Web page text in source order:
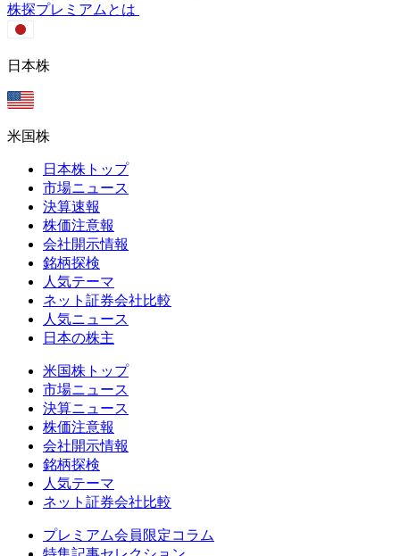
株探プレミアムとは
日本株
米国株
日本株トップ
市場ニュース
決算速報
株価注意報
会社開示情報
銘柄探検
人気テーマ
ネット証券会社比較
人気ニュース
日本の株主
米国株トップ
市場ニュース
決算ニュース
株価注意報
会社開示情報
銘柄探検
人気テーマ
ネット証券会社比較
プレミアム会員限定コラム